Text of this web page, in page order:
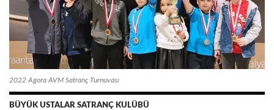
2022 Agora AVM Satranç Turnuvası
BÜYÜK USTALAR SATRANÇ KULÜBÜ